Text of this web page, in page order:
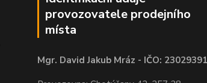
provozovatele prodejního
místa
Mgr. David Jakub Mráz - IČO: 23029391